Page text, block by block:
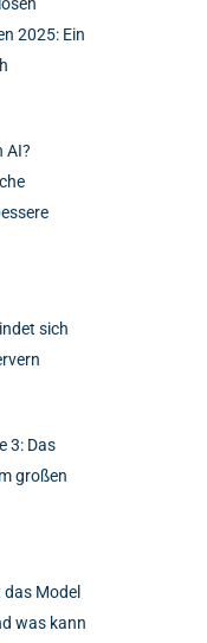
2025: Ein
AI?
sich
3: Das
großen
das Model
was kann